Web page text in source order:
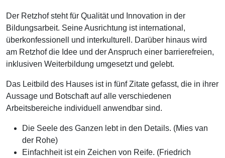
Der Retzhof steht für Qualität und Innovation in der
Bildungsarbeit. Seine Ausrichtung ist international,
überkonfessionell und interkulturell. Darüber hinaus wird
am Retzhof die Idee und der Anspruch einer barrierefreien,
inklusiven Weiterbildung umgesetzt und gelebt.
Das Leitbild des Hauses ist in fünf Zitate gefasst, die in ihrer
Aussage und Botschaft auf alle verschiedenen
Arbeitsbereiche individuell anwendbar sind.
Die Seele des Ganzen lebt in den Details. (Mies van
der Rohe)
Einfachheit ist ein Zeichen von Reife. (Friedrich